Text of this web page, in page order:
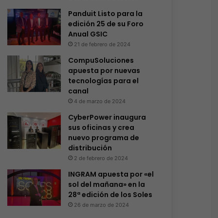
Panduit Listo para la
edición 25 de su Foro
Anual GSIC
21 de febrero de 2024
CompuSoluciones
apuesta por nuevas
tecnologías para el
canal
4 de marzo de 2024
CyberPower inaugura
sus oficinas y crea
nuevo programa de
distribución
2 de febrero de 2024
INGRAM apuesta por «el
sol del mañana» en la
28ª edición de los Soles
26 de marzo de 2024